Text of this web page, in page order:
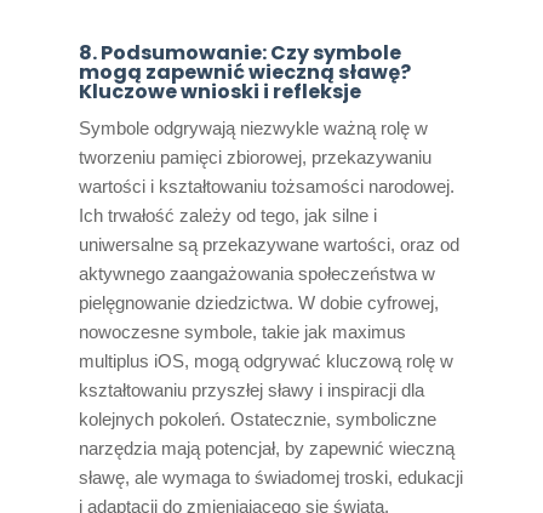
8. Podsumowanie: Czy symbole
mogą zapewnić wieczną sławę?
Kluczowe wnioski i refleksje
Symbole odgrywają niezwykle ważną rolę w
tworzeniu pamięci zbiorowej, przekazywaniu
wartości i kształtowaniu tożsamości narodowej.
Ich trwałość zależy od tego, jak silne i
uniwersalne są przekazywane wartości, oraz od
aktywnego zaangażowania społeczeństwa w
pielęgnowanie dziedzictwa. W dobie cyfrowej,
nowoczesne symbole, takie jak maximus
multiplus iOS, mogą odgrywać kluczową rolę w
kształtowaniu przyszłej sławy i inspiracji dla
kolejnych pokoleń. Ostatecznie, symboliczne
narzędzia mają potencjał, by zapewnić wieczną
sławę, ale wymaga to świadomej troski, edukacji
i adaptacji do zmieniającego się świata.